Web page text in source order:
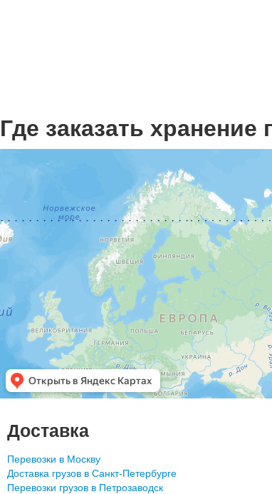
Где заказать
Доставка
Перевозки в Москву
Доставка грузов в Санкт-Петербурге
Перевозки грузов в Петрозаводск